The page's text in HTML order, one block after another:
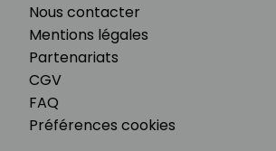
Nous contacter
Mentions légales
Partenariats
CGV
FAQ
Préférences cookies